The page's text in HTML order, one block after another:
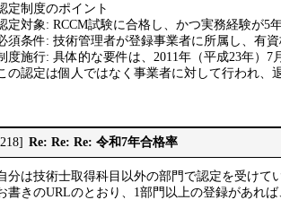
定制度のポイント
定対象: RCCM試験に合格し、かつ実務経験が5
須条件: 技術管理者が登録事業者に所属し、有
度施行: 具体的な要件は、2011年（平成23年）
の認定は個人ではなく事業者に対して行われ、
Re: Re: Re: 令和7年合格率
分は技術士取得科目以外の部門で認定を受けて
書きのURLのとおり、1部門以上の登録があれ